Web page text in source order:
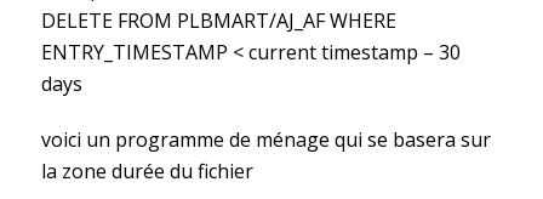
DELETE FROM PLBMART/AJ_AF WHERE
ENTRY_TIMESTAMP < current timestamp – 30
days
voici un programme de ménage qui se basera sur
la zone durée du fichier